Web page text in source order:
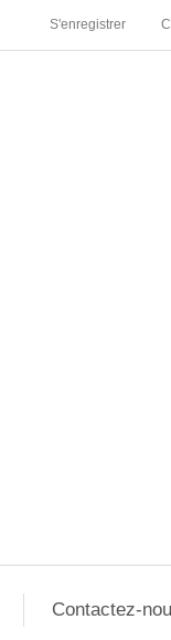
S'enregistrer
Contactez-